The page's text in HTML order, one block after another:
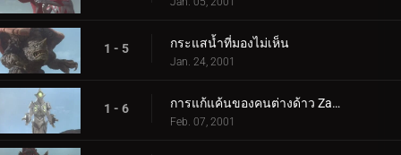
1 - 5 กระแสน้ำที่มองไม่เห็น
Jan. 24, 2001
1 - 6 การแก้แค้นของคนต่างด้าว Zamu
Feb. 07, 2001